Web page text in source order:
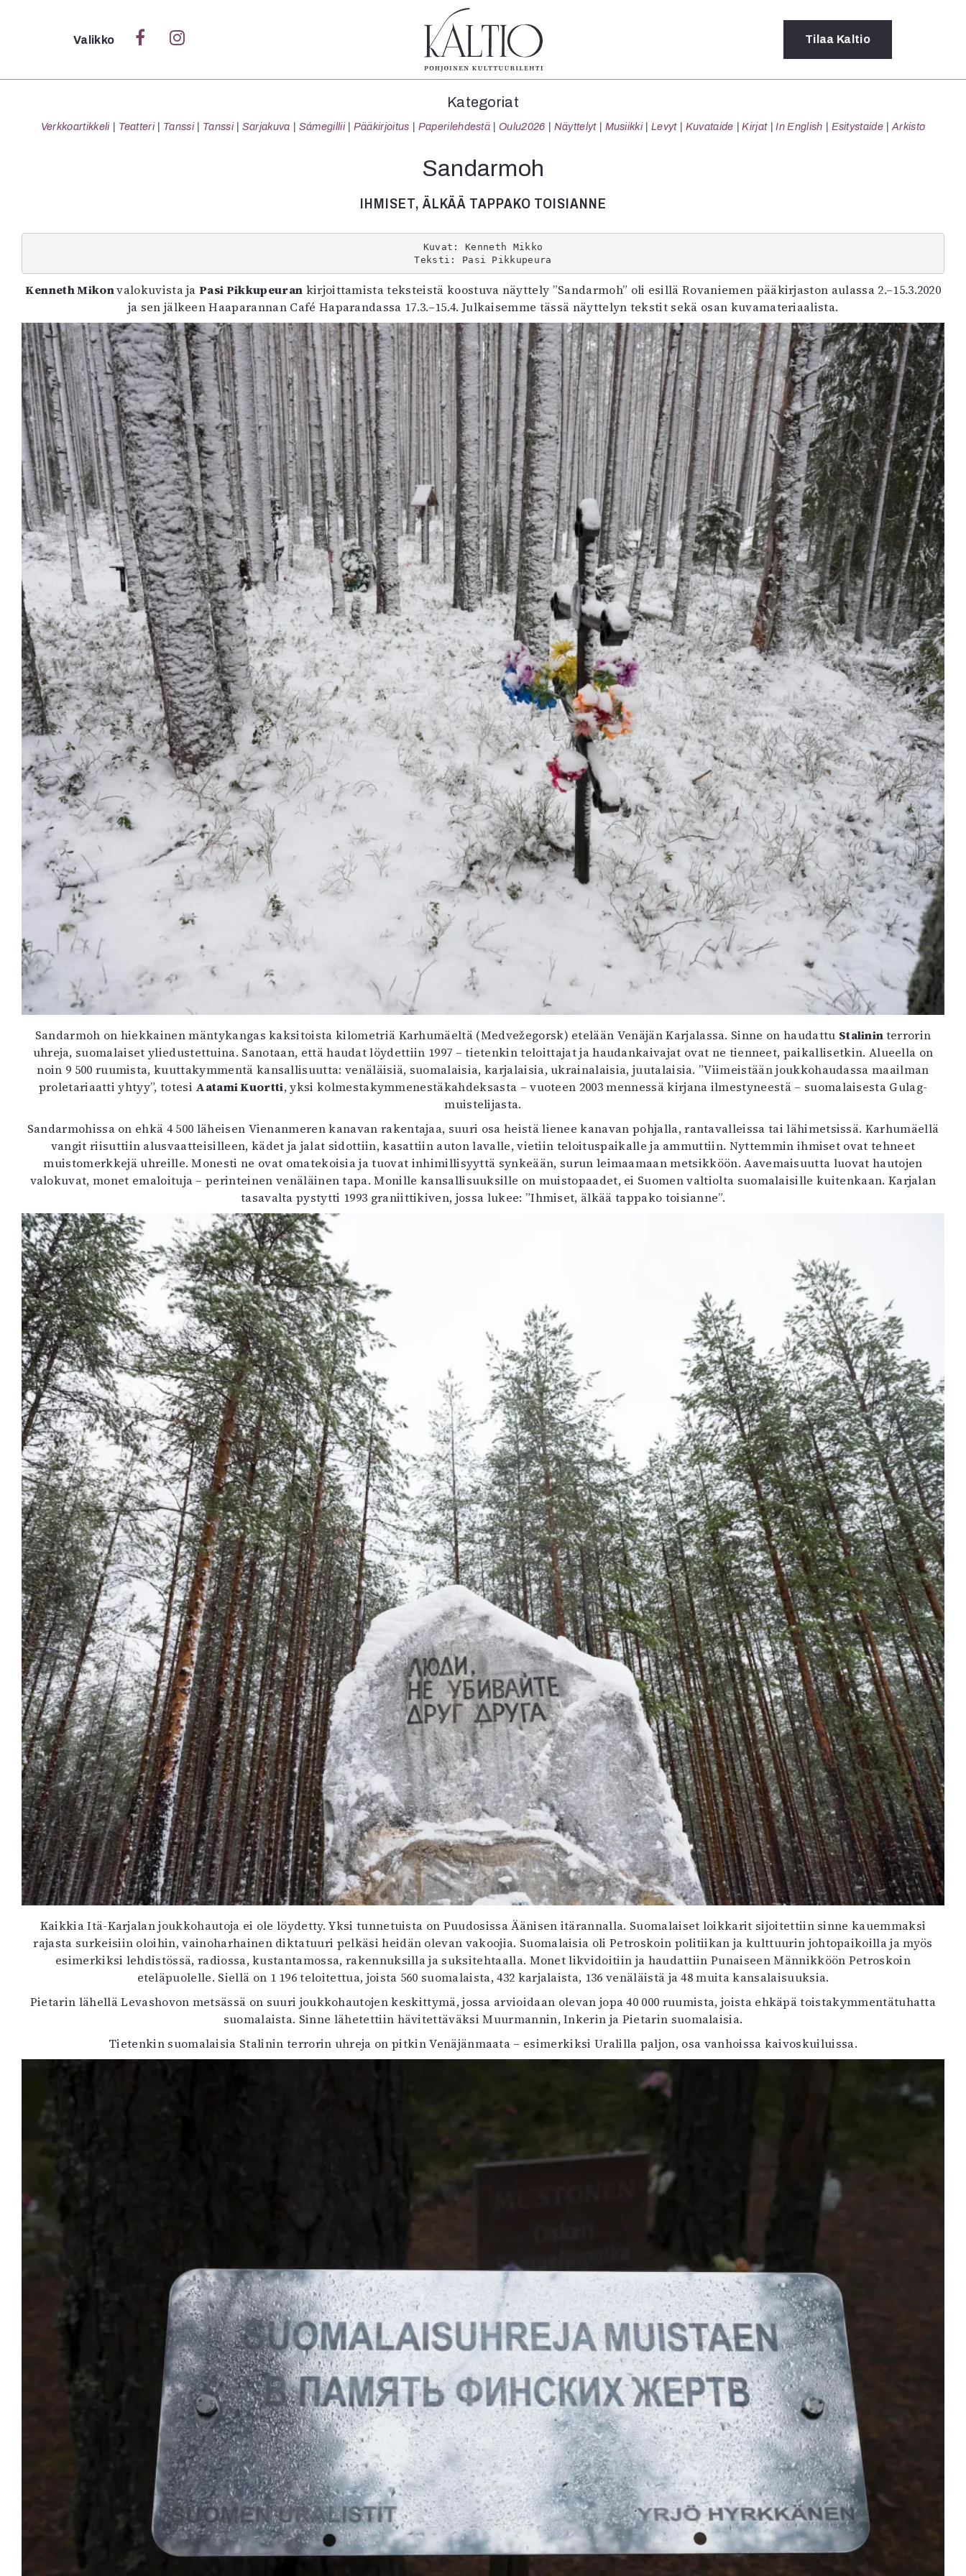
Sulje
Verkkoartikkeli
Sámegillii
Musiikki
Levyt
Kuvataide
Kirjat
In English
Esitystaide
Arkisto
Lehdet
4/2026
1/2026
6/2025
5/2025 saame
5/2025
Tilaus ja
Kaltio ry
Valikko Tilaa Kaltio
Kategoriat
Verkkoartikkeli Teatteri Tanssi Tanssi Sarjakuva Sámegillii Pääkirjoitus Paperilehdestä Oulu2026 Näyttelyt Musiikki Levyt Kuvataide Kirjat In English Esitystaide Arkisto
Sandarmoh
IHMISET, ÄLKÄÄ TAPPAKO TOISIANNE
Kuvat: Kenneth Mikko
Teksti: Pasi Pikkupeura
Kenneth Mikonvalokuvista jaPasi Pikkupeuran kirjoittamista teksteistä koostuva näyttely ”Sandarmoh” oli esillä Rovaniemen pääkirjaston aulassa 2.–15.3.2020
ja sen jälkeen Haaparannan Café Haparandassa 17.3.–15.4. Julkaisemme tässä näyttelyn tekstit sekä osan kuvamateriaalista.
Sandarmoh on hiekkainen mäntykangas kaksitoista kilometriä Karhumäeltä (Medvežegorsk) etelään Venäjän Karjalassa. Sinne on haudattu Stalininterrorin
uhreja, suomalaiset yliedustettuina. Sanotaan, että haudat löydettiin 1997 – tietenkin teloittajat ja haudankaivajat ovat ne tienneet, paikallisetkin. Alueella on
noin 9 500 ruumista, kuuttakymmentä kansallisuutta: venäläisiä, suomalaisia, karjalaisia, ukrainalaisia, juutalaisia. ”Viimeistään joukkohaudassa maailman
proletariaatti yhtyy”, totesi Aatami Kuortti, yksi kolmestakymmenestäkahdeksasta – vuoteen 2003 mennessä kirjana ilmestyneestä – suomalaisesta Gulag-
muistelijasta.
Sandarmohissa on ehkä 4 500 läheisen Vienanmeren kanavan rakentajaa, suuri osa heistä lienee kanavan pohjalla, rantavalleissa tai lähimetsissä. Karhumäellä
vangit riisuttiin alusvaatteisilleen, kädet ja jalat sidottiin, kasattiin auton lavalle, vietiin teloituspaikalle ja ammuttiin. Nyttemmin ihmiset ovat tehneet
muistomerkkejä uhreille. Monesti ne ovat omatekoisia ja tuovat inhimillisyyttä synkeään, surun leimaamaan metsikköön. Aavemaisuutta luovat hautojen
valokuvat, monet emaloituja – perinteinen venäläinen tapa. Monille kansallisuuksille on muistopaadet, ei Suomen valtiolta suomalaisille kuitenkaan. Karjalan
tasavalta pystytti 1993 graniittikiven, jossa lukee: ”Ihmiset, älkää tappako toisianne”.
Kaikkia Itä-Karjalan joukkohautoja ei ole löydetty. Yksi tunnetuista on Puudosissa Äänisen itärannalla. Suomalaiset loikkarit sijoitettiin sinne kauemmaksi
rajasta surkeisiin oloihin, vainoharhainen diktatuuri pelkäsi heidän olevan vakoojia. Suomalaisia oli Petroskoin politiikan ja kulttuurin johtopaikoilla ja myös
esimerkiksi lehdistössä, radiossa, kustantamossa, rakennuksilla ja suksitehtaalla. Monet likvidoitiin ja haudattiin Punaiseen Männikköön Petroskoin
eteläpuolelle. Siellä on 1 196 teloitettua, joista 560 suomalaista, 432 karjalaista, 136 venäläistä ja 48 muita kansalaisuuksia.
Pietarin lähellä Levashovon metsässä on suuri joukkohautojen keskittymä, jossa arvioidaan olevan jopa 40 000 ruumista, joista ehkäpä toistakymmentätuhatta
suomalaista. Sinne lähetettiin hävitettäväksi Muurmannin, Inkerin ja Pietarin suomalaisia.
Tietenkin suomalaisia Stalinin terrorin uhreja on pitkin Venäjänmaata – esimerkiksi Uralilla paljon, osa vanhoissa kaivoskuiluissa.